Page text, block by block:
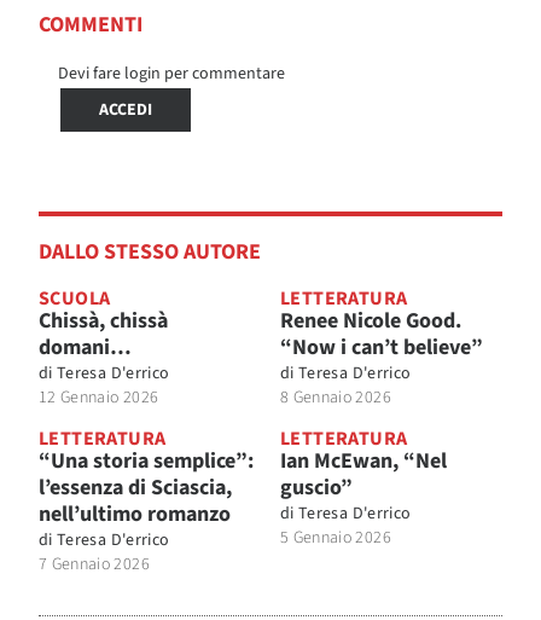
COMMENTI
Devi fare login per commentare
ACCEDI
DALLO STESSO AUTORE
SCUOLA
Chissà, chissà
domani…
di Teresa D'errico
12 Gennaio 2026
LETTERATURA
Renee Nicole Good.
“Now i can’t believe”
di Teresa D'errico
8 Gennaio 2026
LETTERATURA
“Una storia semplice”:
l’essenza di Sciascia,
nell’ultimo romanzo
di Teresa D'errico
7 Gennaio 2026
LETTERATURA
Ian McEwan, “Nel
guscio”
di Teresa D'errico
5 Gennaio 2026